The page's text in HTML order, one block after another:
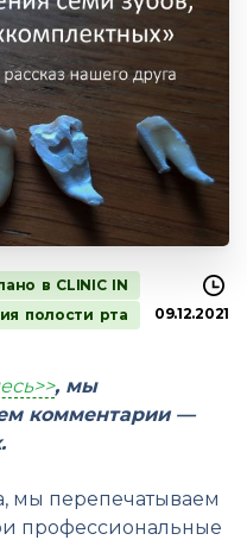
в CLINIC IN
полости рта
09.12.2021
, мы
комментарии —
мы перепечатываем
профессиональные